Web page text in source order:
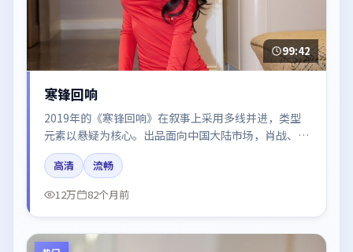
99:42
寒锋回响
2019年的《寒锋回响》在叙事上采用多线并进，类型
元素以悬疑为核心。出品面向中国大陆市场，肖战、白
宇、段奕宏、黄渤、周迅所饰角色推动关键反转，结尾
留白引发讨论。
高清
流畅
12万
82个月前